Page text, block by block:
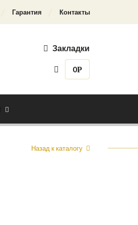
Гарантия Контакты
Закладки
0Р
Назад к каталогу